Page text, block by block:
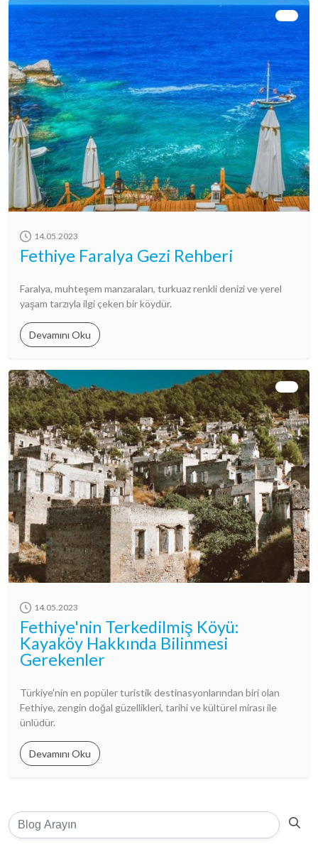
14.05.2023
Fethiye Faralya Gezi Rehberi
Faralya, muhteşem manzaraları, turkuaz renkli denizi ve yerel
yaşam tarzıyla ilgi çeken bir köydür.
Devamını Oku
14.05.2023
Fethiye'nin Terkedilmiş Köyü:
Kayaköy Hakkında Bilinmesi
Gerekenler
Türkiye'nin en popüler turistik destinasyonlarından biri olan
Fethiye, zengin doğal güzellikleri, tarihi ve kültürel mirası ile
ünlüdür.
Devamını Oku